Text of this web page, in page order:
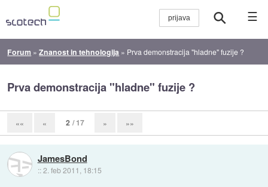
☰
Forum »Znanost in tehnologija » Prva demonstracija "hladne" fuzije ?
Prva demonstracija "hladne" fuzije ?
«« « 2 / 17 » »»
JamesBond
::2. feb 2011, 18:15